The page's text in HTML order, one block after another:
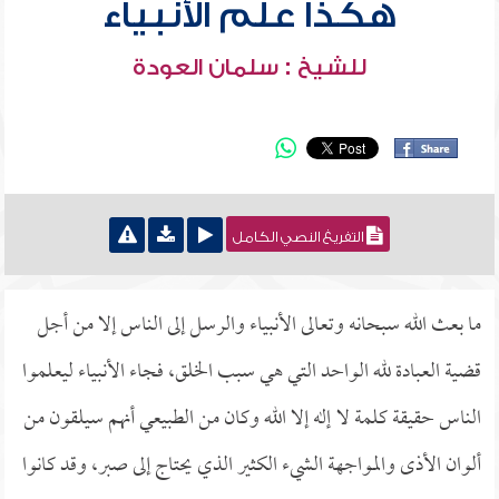
هكذا علم الأنبياء
للشيخ : سلمان العودة
التفريغ النصي الكامل
ما بعث الله سبحانه وتعالى الأنبياء والرسل إلى الناس إلا من أجل
قضية العبادة لله الواحد التي هي سبب الخلق، فجاء الأنبياء ليعلموا
الناس حقيقة كلمة لا إله إلا الله وكان من الطبيعي أنهم سيلقون من
ألوان الأذى والمواجهة الشيء الكثير الذي يحتاج إلى صبر، وقد كانوا